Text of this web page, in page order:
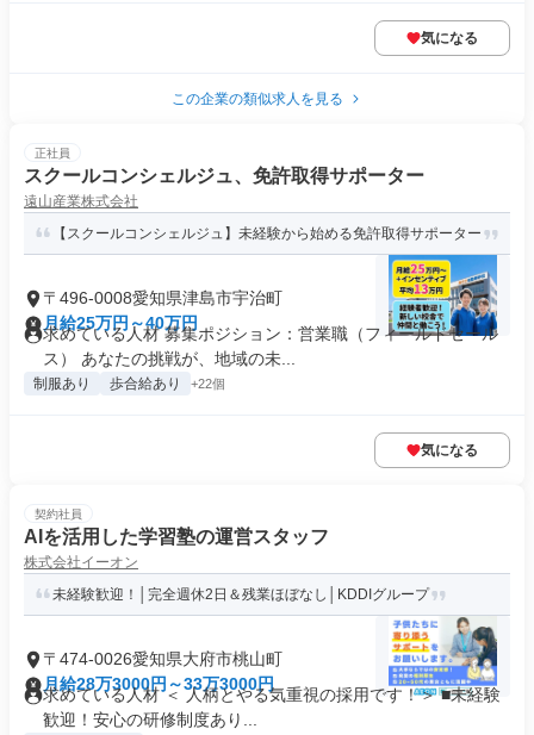
気になる
この企業の類似求人を見る
正社員
スクールコンシェルジュ、免許取得サポーター
遠山産業株式会社
【スクールコンシェルジュ】未経験から始める免許取得サポーター
〒496-0008愛知県津島市宇治町
月給25万円～40万円
求めている人材 募集ポジション：営業職（フィールドセール
ス） あなたの挑戦が、地域の未...
制服あり 歩合給あり +22個
気になる
契約社員
AIを活用した学習塾の運営スタッフ
株式会社イーオン
未経験歓迎！│完全週休2日＆残業ほぼなし│KDDIグループ
〒474-0026愛知県大府市桃山町
月給28万3000円～33万3000円
求めている人材 ＜ 人柄とやる気重視の採用です！＞ ■未経験
歓迎！安心の研修制度あり...